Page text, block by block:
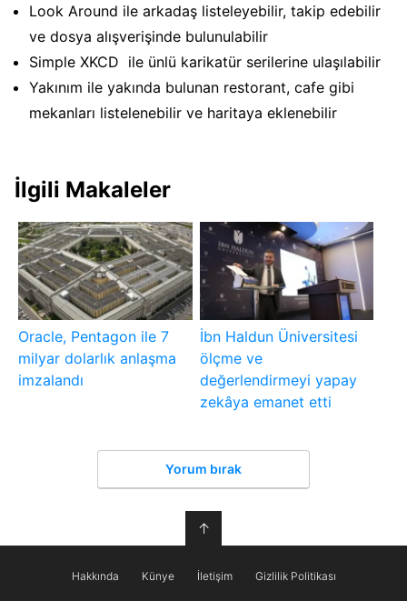
Look Around ile arkadaş listeleyebilir, takip edebilir
ve dosya alışverişinde bulunulabilir
Simple XKCD ile ünlü karikatür serilerine ulaşılabilir
Yakınım ile yakında bulunan restorant, cafe gibi
mekanları listelenebilir ve haritaya eklenebilir
İlgili Makaleler
Oracle, Pentagon ile 7
milyar dolarlık anlaşma
imzalandı
İbn Haldun Üniversitesi
ölçme ve
değerlendirmeyi yapay
zekâya emanet etti
Yorum bırak
↑
Hakkında Künye İletişim Gizlilik Politikası